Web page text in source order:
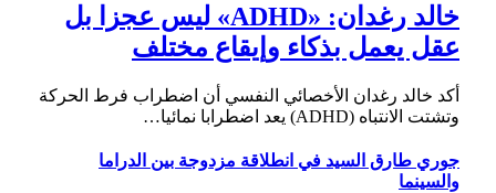
خالد رغدان: «ADHD» ليس عجزا بل
عقل يعمل بذكاء وإيقاع مختلف
أكد خالد رغدان الأخصائي النفسي أن اضطراب فرط الحركة
وتشتت الانتباه (ADHD) يعد اضطرابا نمائيا…
جوري طارق السيد في انطلاقة مزدوجة بين الدراما
والسينما